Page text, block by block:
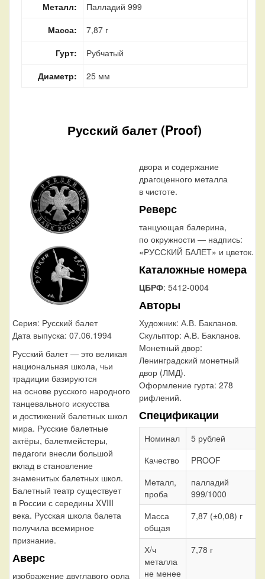
Металл:
Палладий 999
Масса:
7,87 г
Гурт:
Рубчатый
Диаметр:
25 мм
Русский балет (Proof)
Серия: Русский балет
Дата выпуска: 07.06.1994
Русский балет — это великая
национальная школа, чьи
традиции базируются
на основе русского народного
танцевального искусства
и достижений балетных школ
мира. Русские балетные
актёры, балетмейстеры,
педагоги внесли большой
вклад в становление
знаменитых балетных школ.
Балетный театр существует
в России с середины XVIII
века. Русская школа балета
получила всемирное
признание.
Аверс
изображение двуглавого орла
двора и содержание
драгоценного металла
в чистоте.
Реверс
танцующая балерина,
по окружности — надпись:
«РУССКИЙ БАЛЕТ» и цветок.
Каталожные номера
ЦБРФ: 5412-0004
Авторы
Художник: А.В. Бакланов.
Скульптор: А.В. Бакланов.
Монетный двор:
Ленинградский монетный
двор (ЛМД).
Оформление гурта: 278
рифлений.
Спецификации
Номинал
5 рублей
Качество
PROOF
Металл,
проба
палладий
999/1000
Масса
общая
7,87 (±0,08) г
Х/ч
металла
не менее
7,78 г